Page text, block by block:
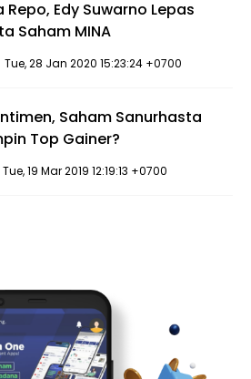
Repo, Edy Suwarno Lepas
Saham MINA
Tue, 28 Jan 2020 15:23:24 +0700
Saham Sanurhasta
Top Gainer?
Tue, 19 Mar 2019 12:19:13 +0700